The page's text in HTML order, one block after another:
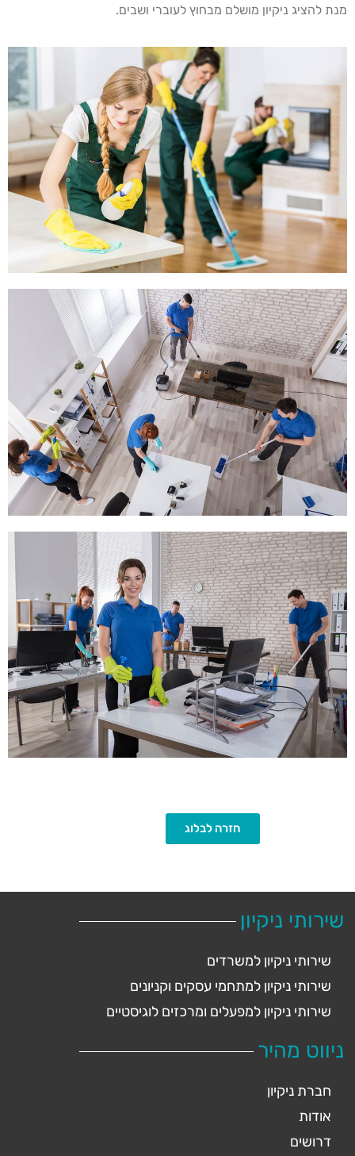
מנת להציג ניקיון מושלם מבחוץ לעוברי ושבים.
חזרה לבלוג
שירותי ניקיון
שירותי ניקיון למשרדים
שירותי ניקיון למתחמי עסקים וקניונים
שירותי ניקיון למפעלים ומרכזים לוגיסטיים
ניווט מהיר
חברת ניקיון
אודות
דרושים